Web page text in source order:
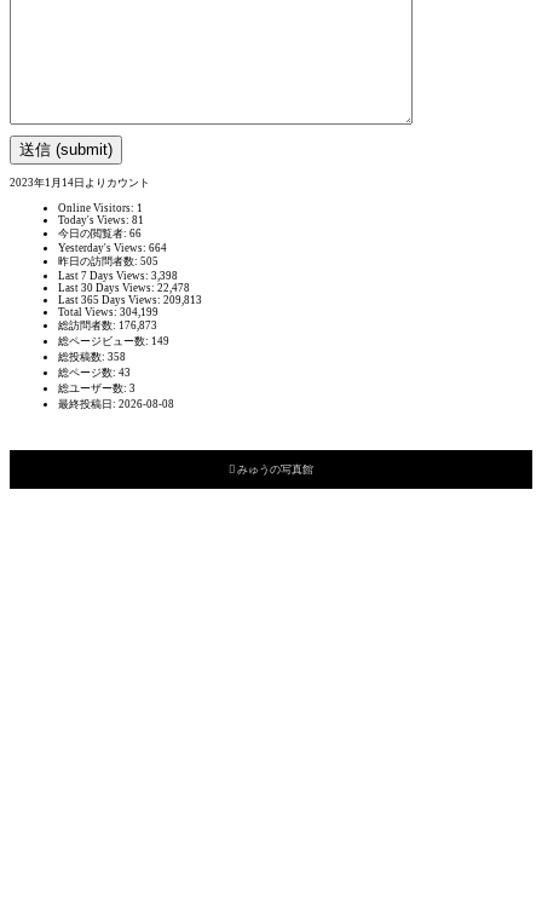
2023年1月14日よりカウント
Online Visitors: 1
Today's Views: 81
今日の閲覧者: 66
Yesterday's Views: 664
昨日の訪問者数: 505
Last 7 Days Views: 3,398
Last 30 Days Views: 22,478
Last 365 Days Views: 209,813
Total Views: 304,199
総訪問者数: 176,873
総ページビュー数: 149
総投稿数: 358
総ページ数: 43
総ユーザー数: 3
最終投稿日: 2026-08-08
 みゅうの写真館